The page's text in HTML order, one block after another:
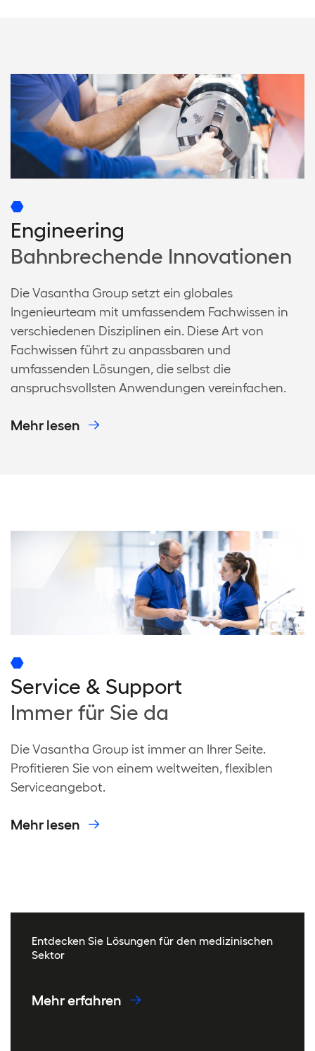
Engineering
Bahnbrechende Innovationen
Die Vasantha Group setzt ein globales
Ingenieurteam mit umfassendem Fachwissen in
verschiedenen Disziplinen ein. Diese Art von
Fachwissen führt zu anpassbaren und
umfassenden Lösungen, die selbst die
anspruchsvollsten Anwendungen vereinfachen.
Mehr lesen
Service & Support
Immer für Sie da
Die Vasantha Group ist immer an Ihrer Seite.
Profitieren Sie von einem weltweiten, flexiblen
Serviceangebot.
Mehr lesen
Entdecken Sie Lösungen für den medizinischen
Sektor
Mehr erfahren